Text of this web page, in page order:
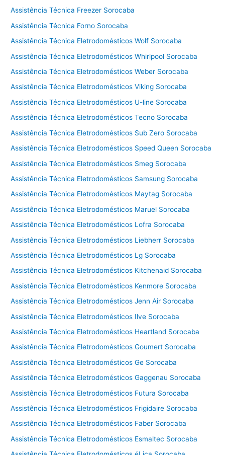
o
n
o
Assistência Técnica Freezer Sorocaba
Assistência Técnica Forno Sorocaba
Assistência Técnica Eletrodomésticos Wolf Sorocaba
Assistência Técnica Eletrodomésticos Whirlpool Sorocaba
Assistência Técnica Eletrodomésticos Weber Sorocaba
Assistência Técnica Eletrodomésticos Viking Sorocaba
Assistência Técnica Eletrodomésticos U-line Sorocaba
Assistência Técnica Eletrodomésticos Tecno Sorocaba
Assistência Técnica Eletrodomésticos Sub Zero Sorocaba
Assistência Técnica Eletrodomésticos Speed Queen Sorocaba
Assistência Técnica Eletrodomésticos Smeg Sorocaba
Assistência Técnica Eletrodomésticos Samsung Sorocaba
Assistência Técnica Eletrodomésticos Maytag Sorocaba
Assistência Técnica Eletrodomésticos Maruel Sorocaba
Assistência Técnica Eletrodomésticos Lofra Sorocaba
Assistência Técnica Eletrodomésticos Liebherr Sorocaba
Assistência Técnica Eletrodomésticos Lg Sorocaba
Assistência Técnica Eletrodomésticos Kitchenaid Sorocaba
Assistência Técnica Eletrodomésticos Kenmore Sorocaba
Assistência Técnica Eletrodomésticos Jenn Air Sorocaba
Assistência Técnica Eletrodomésticos Ilve Sorocaba
Assistência Técnica Eletrodomésticos Heartland Sorocaba
Assistência Técnica Eletrodomésticos Goumert Sorocaba
Assistência Técnica Eletrodomésticos Ge Sorocaba
Assistência Técnica Eletrodomésticos Gaggenau Sorocaba
Assistência Técnica Eletrodomésticos Futura Sorocaba
Assistência Técnica Eletrodomésticos Frigidaire Sorocaba
Assistência Técnica Eletrodomésticos Faber Sorocaba
Assistência Técnica Eletrodomésticos Esmaltec Sorocaba